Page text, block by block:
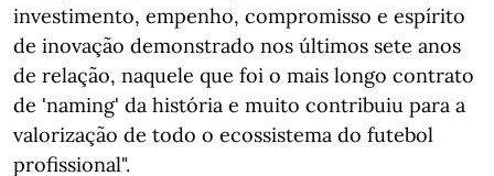
investimento, empenho, compromisso e espírito
de inovação demonstrado nos últimos sete anos
de relação, naquele que foi o mais longo contrato
de 'naming' da história e muito contribuiu para a
valorização de todo o ecossistema do futebol
profissional".